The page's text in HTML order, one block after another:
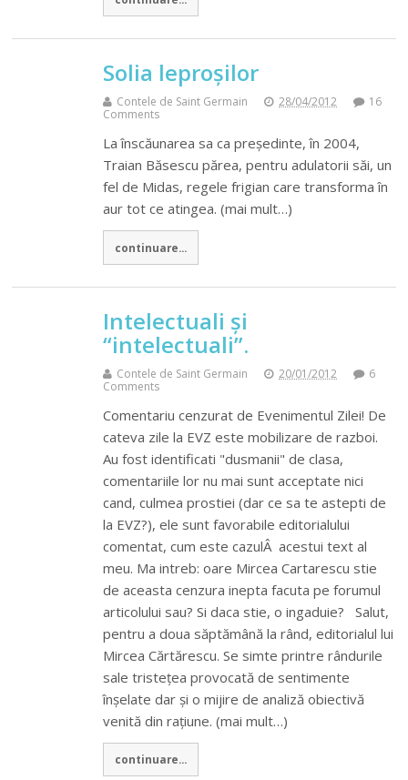
Solia leproșilor
Contele de Saint Germain 28/04/2012
16
Comments
La înscăunarea sa ca președinte, în 2004,
Traian Băsescu părea, pentru adulatorii săi, un
fel de Midas, regele frigian care transforma în
aur tot ce atingea. (mai mult…)
continuare...
Intelectuali și
“intelectuali”.
Contele de Saint Germain 20/01/2012
6
Comments
Comentariu cenzurat de Evenimentul Zilei! De
cateva zile la EVZ este mobilizare de razboi.
Au fost identificati "dusmanii" de clasa,
comentariile lor nu mai sunt acceptate nici
cand, culmea prostiei (dar ce sa te astepti de
la EVZ?), ele sunt favorabile editorialului
comentat, cum este cazulÂ acestui text al
meu. Ma intreb: oare Mircea Cartarescu stie
de aceasta cenzura inepta facuta pe forumul
articolului sau? Si daca stie, o ingaduie? Salut,
pentru a doua săptămână la rând, editorialul lui
Mircea Cărtărescu. Se simte printre rândurile
sale tristețea provocată de sentimente
înșelate dar și o mijire de analiză obiectivă
venită din rațiune. (mai mult…)
continuare...